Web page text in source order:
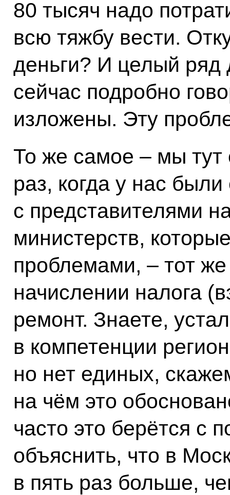
80 тысяч надо
всю тяжбу вести.
деньги? И целый ряд
сейчас подробно
изложены. Эту
То же самое – мы тут
раз, когда у нас
с представителями
министерств,
проблемами, – тот
начислении налога
ремонт. Знаете,
в компетенции
но нет единых,
на чём это
часто это берётся с
объяснить, что в
в пять раз больше,